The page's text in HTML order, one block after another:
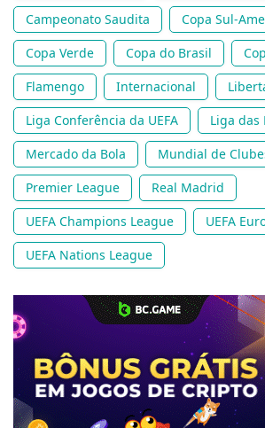
Campeonato Saudita
Copa Sul-
Copa Verde
Copa do Brasil
Flamengo
Internacional
Liga Conferência da UEFA
Liga das
Mercado da Bola
Mundial de
Premier League
Real Madrid
UEFA Champions League
UEFA
UEFA Nations League